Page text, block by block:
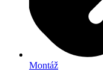
Montáž